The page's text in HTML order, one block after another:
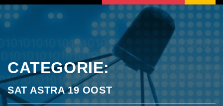
CATEGORIE:
SAT ASTRA 19 OOST